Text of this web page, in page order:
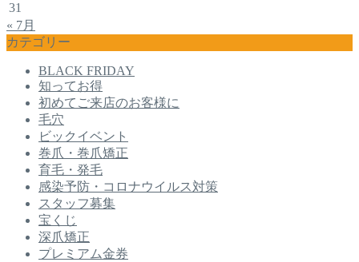
31
« 7月
カテゴリー
BLACK FRIDAY
知ってお得
初めてご来店のお客様に
毛穴
ビックイベント
巻爪・巻爪矯正
育毛・発毛
感染予防・コロナウイルス対策
スタッフ募集
宝くじ
深爪矯正
プレミアム金券